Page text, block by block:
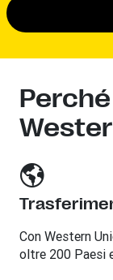
Con Western
oltre 200 Paesi